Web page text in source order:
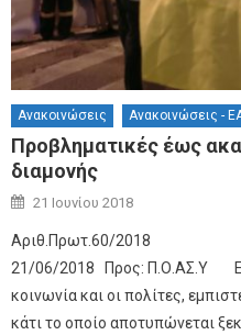
Ανακοινώσεις Ανακοινώσεις -
Προβληματικές έως
διαμονής
Posted on
21 Ιουνίου 2018
Αριθ.Πρωτ.60/
21/06/2018 Προς: Π.Ο.ΑΣ.Υ
κοινωνία και οι πολίτες,
κάτι το οποίο αποτυπώνεται